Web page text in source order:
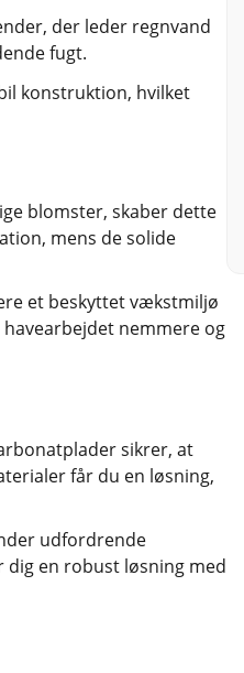
der leder regnvand
fugt.
konstruktion, hvilket
blomster, skaber dette
mens de solide
et beskyttet vækstmiljø
nemmere og
sikrer, at
får du en løsning,
udfordrende
en robust løsning med